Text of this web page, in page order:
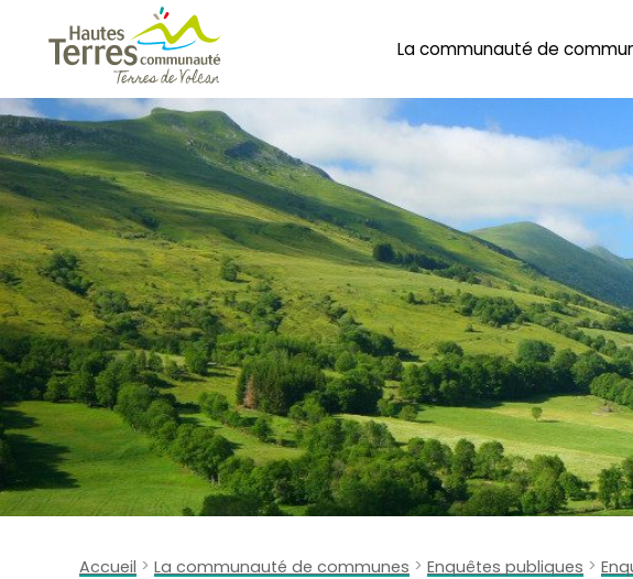
La communauté de
Accueil > La communauté de communes > Enquêtes publiques >